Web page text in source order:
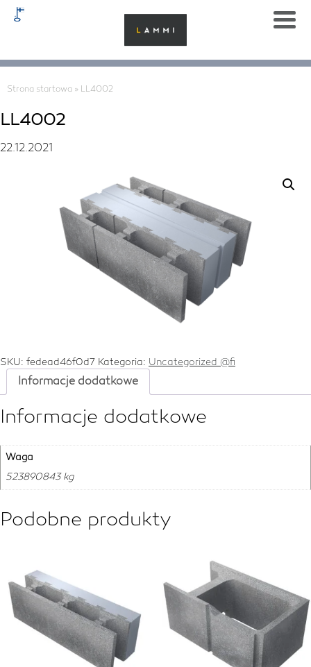
Strona startowa » LL4002
LL4002
22.12.2021
SKU: fedead46f0d7 Kategoria: Uncategorized @fi
Informacje dodatkowe
Informacje dodatkowe
Waga
523890843 kg
Podobne produkty